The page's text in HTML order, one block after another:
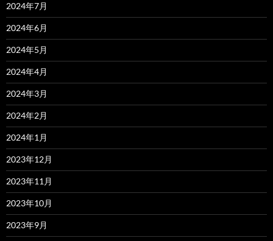
2024年7月
2024年6月
2024年5月
2024年4月
2024年3月
2024年2月
2024年1月
2023年12月
2023年11月
2023年10月
2023年9月